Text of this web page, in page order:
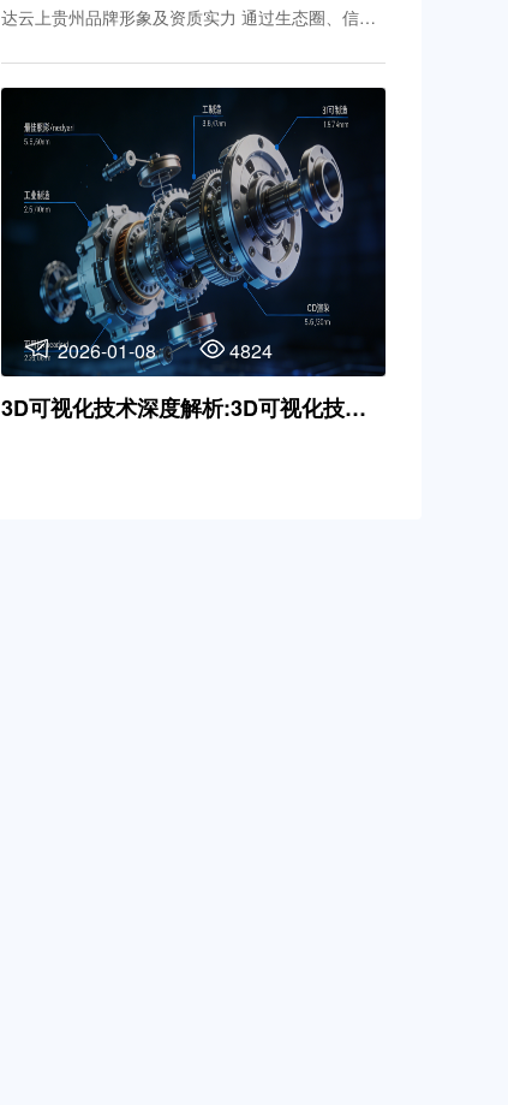
达云上贵州品牌形象及资质实力 通过生态圈、信创
适合洽谈、产品发布的物理空间，成为业务全局
化，聚合生态化和人际深度交流的极佳场所。
2026-01-08 4824
3D可视化技术深度解析:3D可视化技术正打破物理空间与数字世界的壁垒